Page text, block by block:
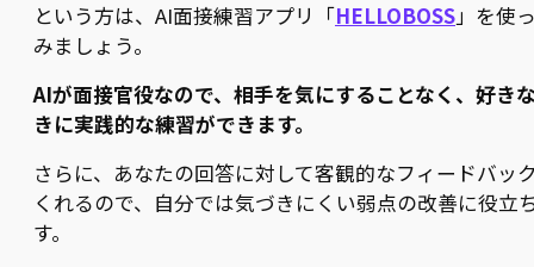
という方は、AI面接練習アプリ「HELLOBOSS」を使
みましょう。
AIが面接官役なので、相手を気にすることなく、好き
きに実践的な練習ができます。
さらに、あなたの回答に対して客観的なフィードバッ
くれるので、自分では気づきにくい弱点の改善に役立
す。